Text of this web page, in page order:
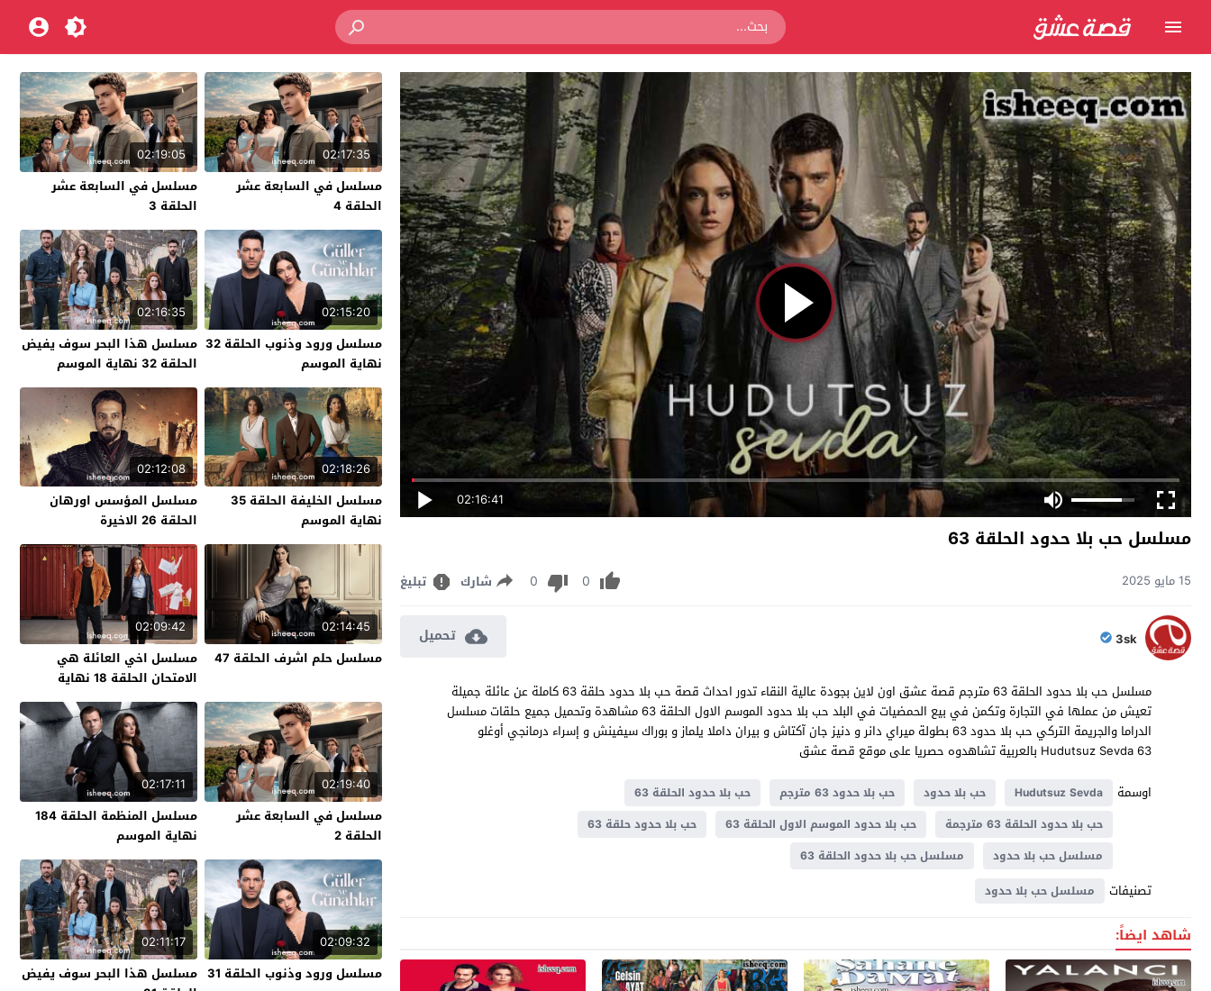
02:16:41
مسلسل حب بلا حدود الحلقة 63
15 مايو 2025 0
0 شارك تبليغ
3sk تحميل
مسلسل حب بلا حدود الحلقة 63 مترجم قصة عشق اون لاين بجودة عالية النقاء تدور احداث قصة حب بلا حدود حلقة 63 كاملة عن عائلة جميلة
تعيش من عملها في التجارة وتكمن في بيع الحمضيات في البلد حب بلا حدود الموسم الاول الحلقة 63 مشاهدة وتحميل جميع حلقات مسلسل
الدراما والجريمة التركي حب بلا حدود 63 بطولة ميراي دانر و دنیز جان آکتاش و بيران داملا يلماز و بوراك سيفينش و إسراء درمانجي أوغلو
Hudutsuz Sevda 63 بالعربية تشاهدوه حصريا على موقع قصة عشق
اوسمة
Hudutsuz Sevda حب بلا حدود حب بلا حدود 63 مترجم
حب بلا حدود الحلقة 63
حب بلا حدود الحلقة 63 مترجمة
حب بلا حدود الموسم الاول الحلقة 63
حب بلا حدود حلقة 63
مسلسل حب بلا حدود
مسلسل حب بلا حدود الحلقة 63
تصنيفات مسلسل حب بلا حدود
شاهد ايضاً:
02:17:35
مسلسل في السابعة عشر
الحلقة 4
02:19:05
مسلسل في السابعة عشر
الحلقة 3
02:15:20
مسلسل ورود وذنوب الحلقة 32
نهاية الموسم
02:16:35
مسلسل هذا البحر سوف يفيض
الحلقة 32 نهاية الموسم
02:18:26
مسلسل الخليفة الحلقة 35
نهاية الموسم
02:12:08
مسلسل المؤسس اورهان
الحلقة 26 الاخيرة
02:14:45
مسلسل حلم اشرف الحلقة 47
02:09:42
مسلسل اخي العائلة هي
الامتحان الحلقة 18 نهاية
الموسم
02:19:40
مسلسل في السابعة عشر
الحلقة 2
02:17:11
مسلسل المنظمة الحلقة 184
نهاية الموسم
02:09:32
مسلسل ورود وذنوب الحلقة 31
02:11:17
مسلسل هذا البحر سوف يفيض